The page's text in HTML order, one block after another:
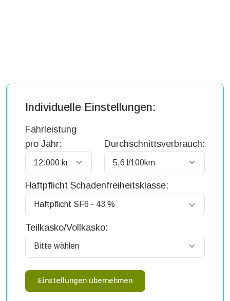
Individuelle Einstellungen:
Fahrleistung
pro Jahr:
Durchschnittsverbrauch:
Haftpflicht Schadenfreiheitsklasse:
Teilkasko/Vollkasko:
Einstellungen übernehmen